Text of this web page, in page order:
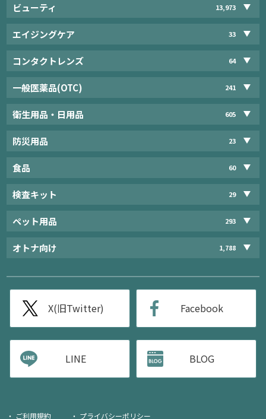
ビューティ 13,973
エイジングケア 33
コンタクトレンズ 64
一般医薬品(OTC) 241
衛生用品・日用品 605
防災用品 23
食品 60
検査キット 29
ペット用品 293
オトナ向け 1,788
X(旧Twitter) Facebook
LINE BLOG
ご利用規約 プライバシーポリシー